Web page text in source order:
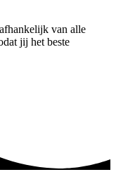
van alle
jij het beste